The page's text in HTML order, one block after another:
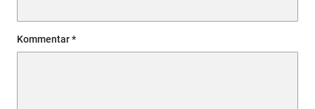
Kommentar